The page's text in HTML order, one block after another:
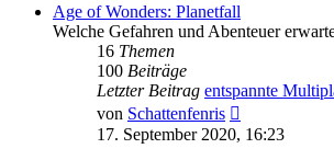
Age of Wonders: Planetfall
Welche Gefahren und Abenteuer
16 Themen
100 Beiträge
Letzter Beitrag entspannte
von Schattenfenris
Beitrag
17. September 2020, 16:23